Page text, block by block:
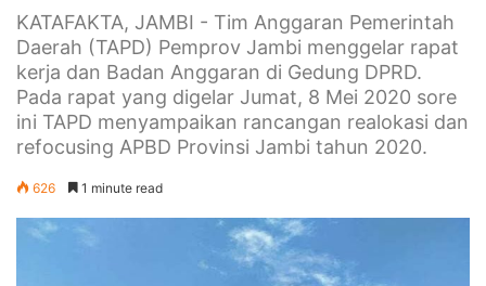
KATAFAKTA, JAMBI - Tim Anggaran Pemerintah
Daerah (TAPD) Pemprov Jambi menggelar rapat
kerja dan Badan Anggaran di Gedung DPRD.
Pada rapat yang digelar Jumat, 8 Mei 2020 sore
ini TAPD menyampaikan rancangan realokasi dan
refocusing APBD Provinsi Jambi tahun 2020.
626 1 minute read